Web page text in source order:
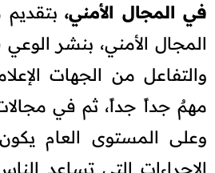
في المجال الأمني،بتقديم
المجال الأمني، بنشر
والتفاعل من الجهات
مهمٌ جداً جداً، ثم في
وعلى المستوى العام
الإجراءات التي تساعد